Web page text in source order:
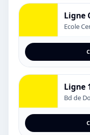
Ligne
Ecole
Ligne
Bd de